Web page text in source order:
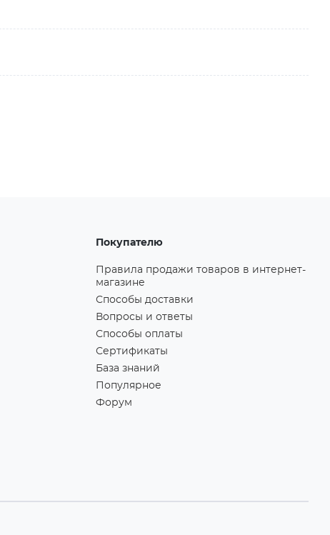
Покупателю
Правила продажи товаров в интернет-
магазине
Способы доставки
Вопросы и ответы
Способы оплаты
Сертификаты
База знаний
Популярное
Форум